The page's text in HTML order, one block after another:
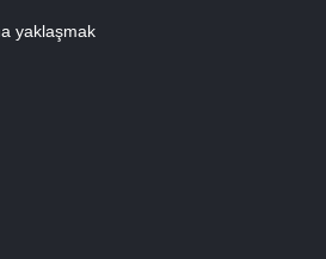
yaklaşmak